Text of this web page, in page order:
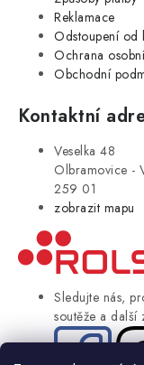
Reklamace
Odstoupení od
Ochrana
Obchodní
Kontaktní
Veselka 48
Olbramovice -
259 01
zobrazit mapu
Sledujte nás,
soutěže a další